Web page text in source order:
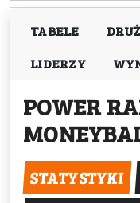
TABELE
LIDERZY
POWER
STATYSTYKI